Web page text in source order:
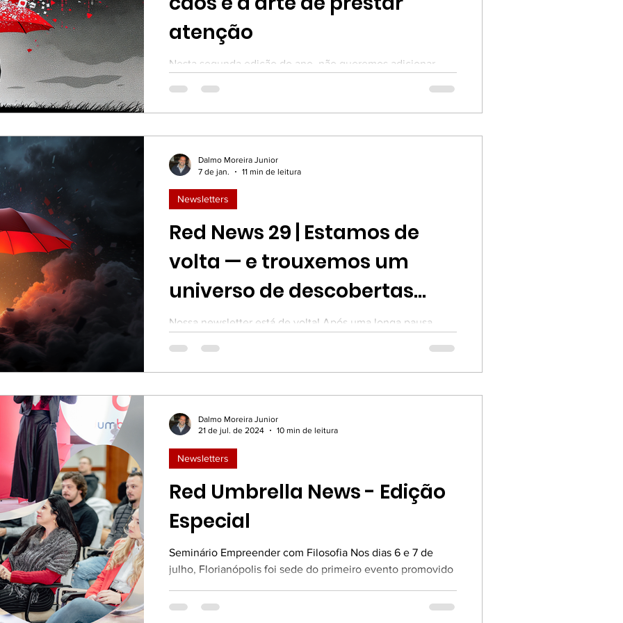
atenção
Nesta segunda edição do ano, não queremos adicionar
mídia ignora), o sucesso econômico "proibido" da
Red News 29 | Estamos de
volta — e trouxemos um
universo de descobertas
para você
Nossa newsletter está de volta! Após uma longa pausa
pelo caminho, a Red News retorna hoje, em sua 29ª
edição, com um novo fôlego e um propósito claro: ser o
da inovação.
Newsletters
Dalmo Moreira Junior
7 de jan.
11 min de leitura
Red Umbrella News - Edição
Especial
Seminário Empreender com Filosofia Nos dias 6 e 7 de
julho, Florianópolis foi sede do primeiro evento promovido
Newsletters
Dalmo Moreira Junior
21 de jul. de 2024
10 min de leitura